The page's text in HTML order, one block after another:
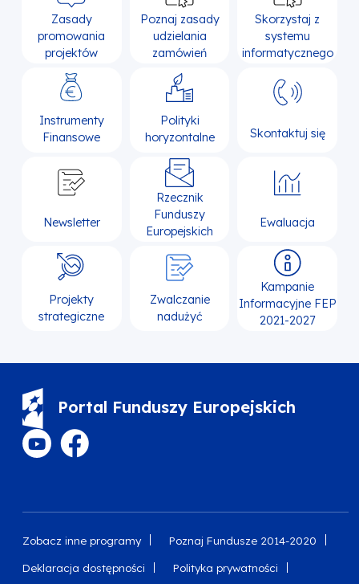
Zasady
promowania
projektów
Poznaj zasady
udzielania
zamówień
Skorzystaj z
systemu
informatycznego
Instrumenty
Finansowe
Polityki
horyzontalne
Skontaktuj się
Newsletter
Rzecznik
Funduszy
Europejskich
Ewaluacja
Projekty
strategiczne
Zwalczanie
nadużyć
Kampanie
Informacyjne FEP
2021-2027
Portal Funduszy Europejskich
Zobacz inne programy Poznaj Fundusze 2014-2020
Deklaracja dostępności Polityka prywatności